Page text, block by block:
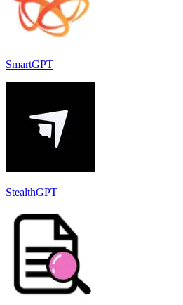
SmartGPT
StealthGPT